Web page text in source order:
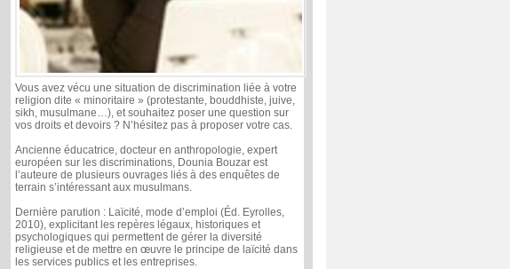
Vous avez vécu une situation de discrimination liée à votre
religion dite « minoritaire » (protestante, bouddhiste, juive,
sikh, musulmane…), et souhaitez poser une question sur
vos droits et devoirs ? N’hésitez pas à proposer votre cas.
Ancienne éducatrice, docteur en anthropologie, expert
européen sur les discriminations, Dounia Bouzar est
l’auteure de plusieurs ouvrages liés à des enquêtes de
terrain s’intéressant aux musulmans.
Dernière parution : Laïcité, mode d’emploi (Éd. Eyrolles,
2010), explicitant les repères légaux, historiques et
psychologiques qui permettent de gérer la diversité
religieuse et de mettre en œuvre le principe de laïcité dans
les services publics et les entreprises.